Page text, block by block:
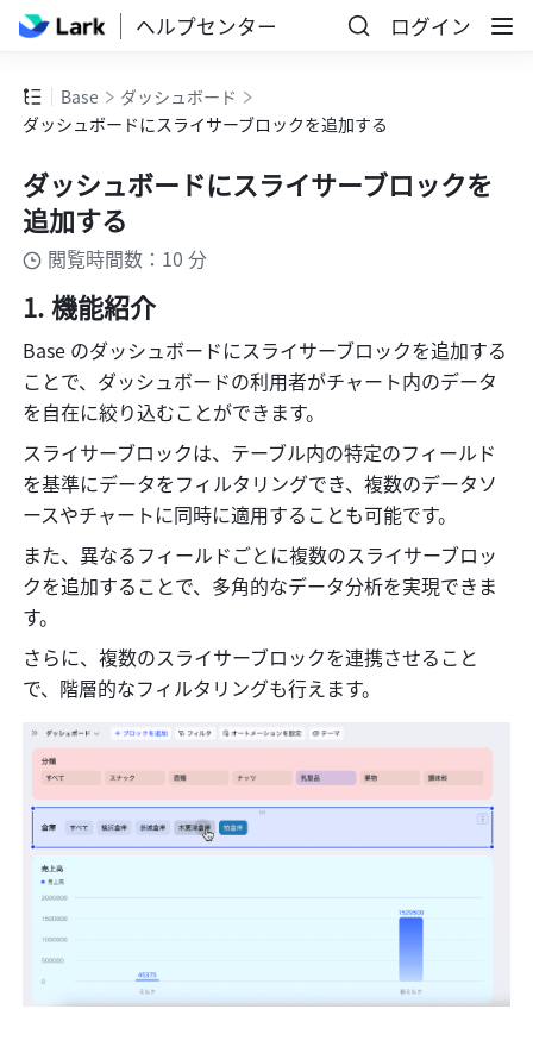
ヘルプセンター ログイン
Base
ダッシュボード
ダッシュボードにスライサーブロックを追加する
ダッシュボードにスライサーブロックを
追加する
閲覧時間数：10 分
機能紹介
Base のダッシュボードにスライサーブロックを追加する
ことで、ダッシュボードの利用者がチャート内のデータ
を自在に絞り込むことができます。
スライサーブロックは、テーブル内の特定のフィールド
を基準にデータをフィルタリングでき、複数のデータソ
ースやチャートに同時に適用することも可能です。
また、異なるフィールドごとに複数のスライサーブロッ
クを追加することで、多角的なデータ分析を実現できま
す。
さらに、複数のスライサーブロックを連携させること
で、階層的なフィルタリングも行えます。